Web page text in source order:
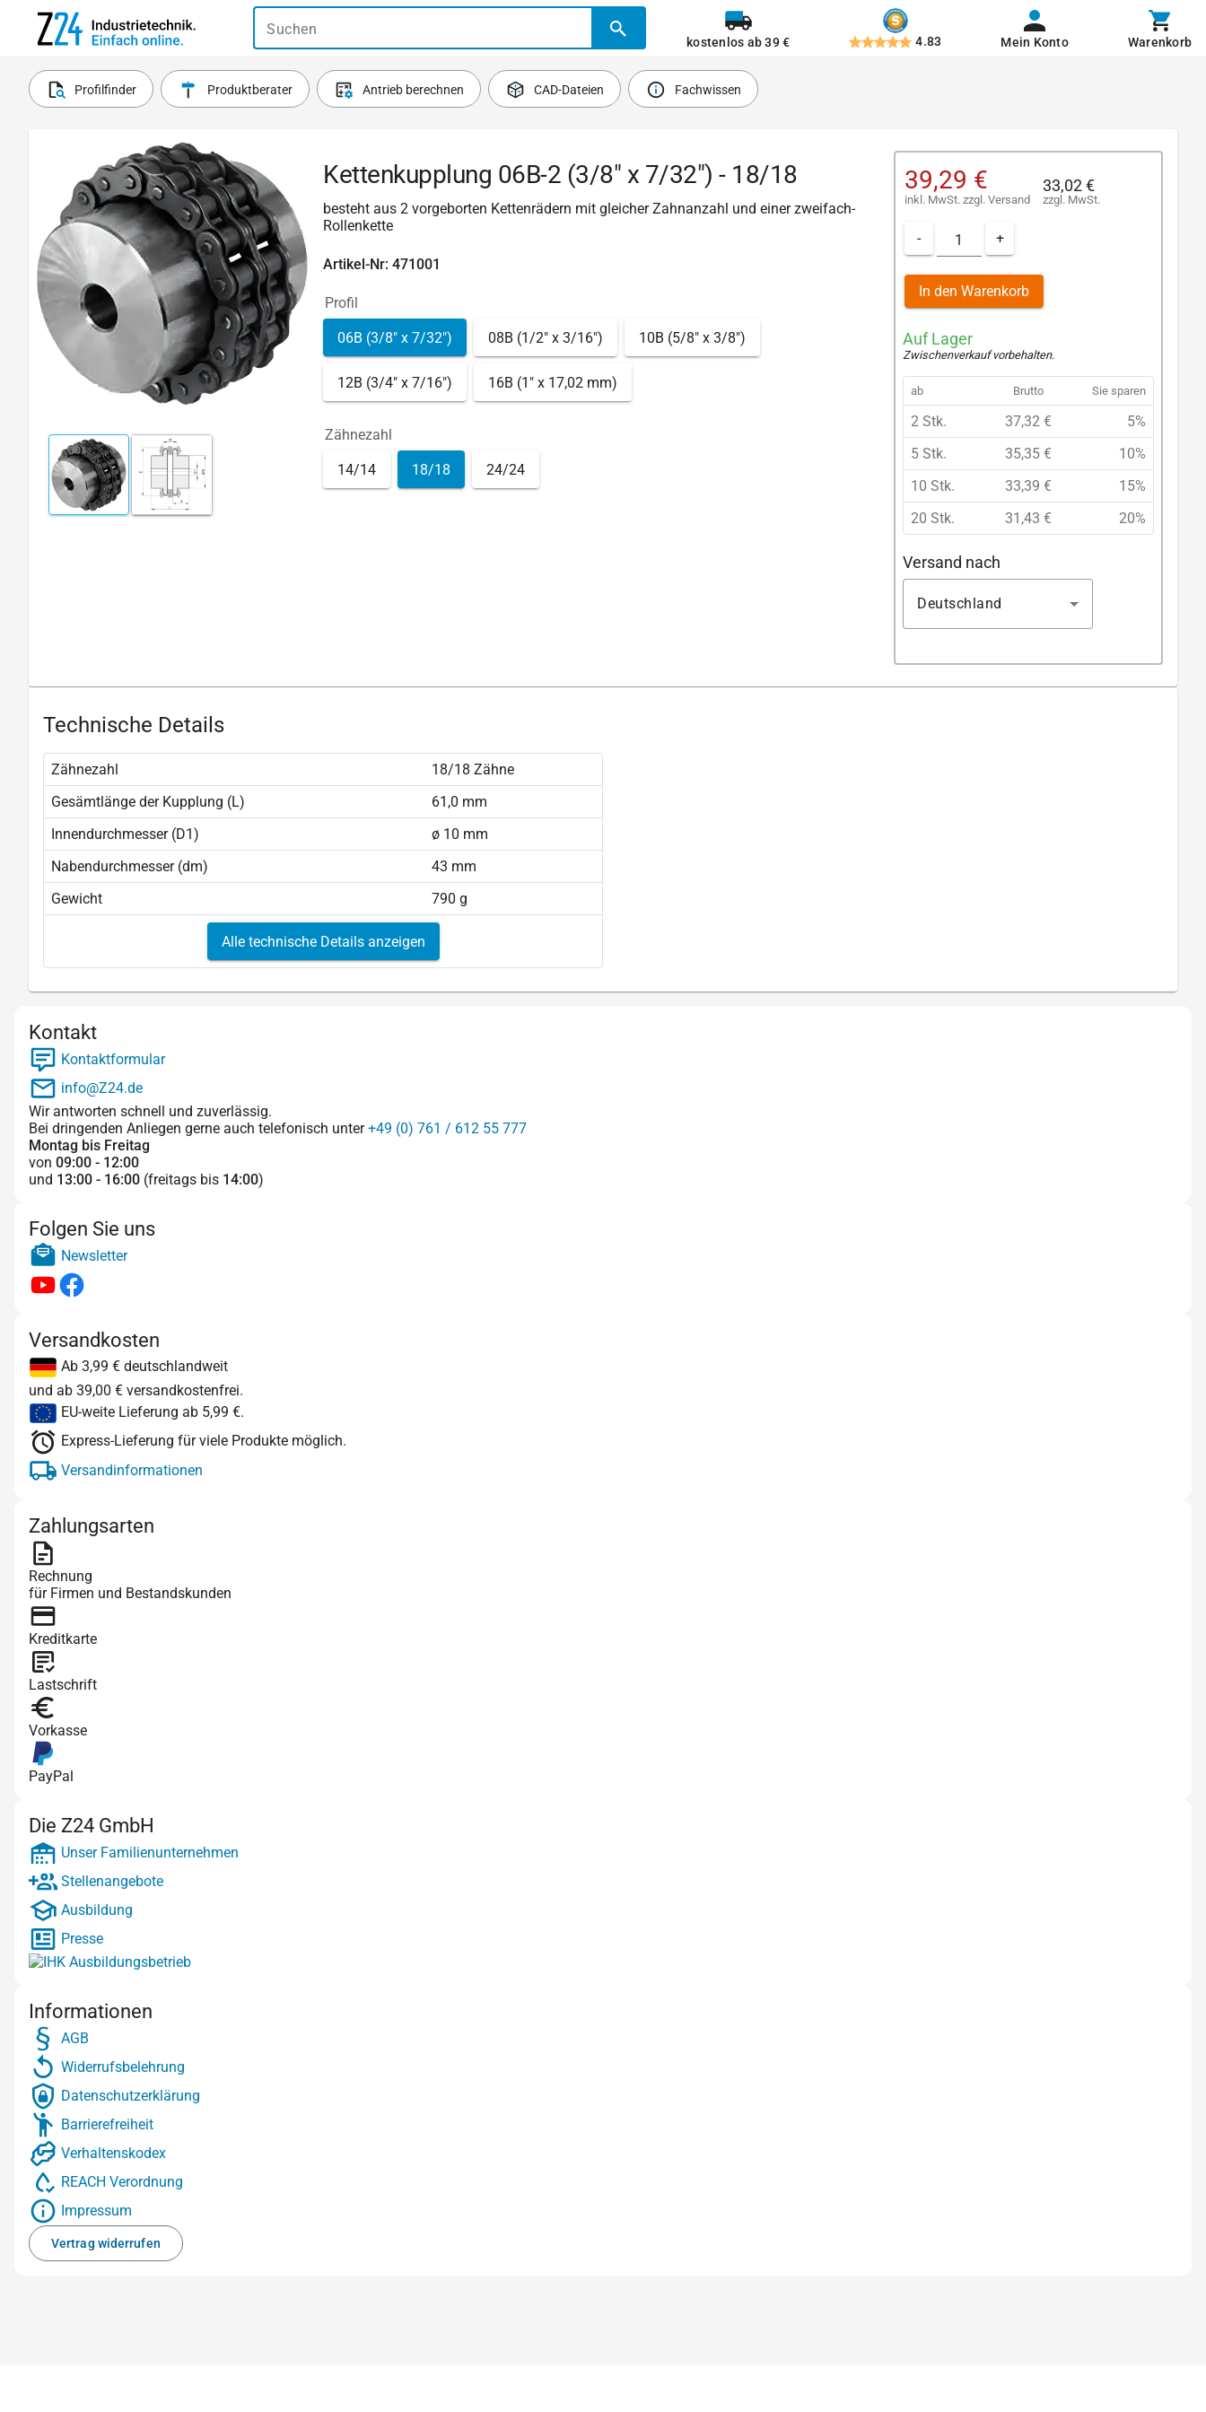
Suchen
kostenlos ab 39 € 4.83 Mein Konto Warenkorb
Profilfinder Produktberater Antrieb berechnen CAD-Dateien Fachwissen
Kettenkupplung 06B-2 (3/8" x 7/32") - 18/18
besteht aus 2 vorgeborten Kettenrädern mit gleicher Zahnanzahl und einer zweifach-
Rollenkette
Artikel-Nr: 471001
Profil
06B (3/8" x 7/32") 08B (1/2" x 3/16") 10B (5/8" x 3/8")
12B (3/4" x 7/16") 16B (1" x 17,02 mm)
Zähnezahl
14/14 18/18 24/24
39,29 €
inkl. MwSt. zzgl. Versand
33,02 €
zzgl. MwSt.
- +
In den Warenkorb
Auf Lager
Zwischenverkauf vorbehalten.
ab Brutto Sie sparen
2 Stk. 37,32 €
5%
5 Stk.
35,35 €
10%
10 Stk.
33,39 €
15%
20 Stk.
31,43 € 20%
Versand nach
Deutschland
Technische Details
Zähnezahl
18/18 Zähne
Gesämtlänge der Kupplung (L)
61,0 mm
Innendurchmesser (D1)
ø 10 mm
Nabendurchmesser (dm)
43 mm
Gewicht
790 g
Alle technische Details anzeigen
Kontakt
Kontaktformular
info@Z24.de
Wir antworten schnell und zuverlässig.
Bei dringenden Anliegen gerne auch telefonisch unter+49 (0) 761 / 612 55 777
Montag bis Freitag
von 09:00 - 12:00
und 13:00 - 16:00 (freitags bis 14:00)
Folgen Sie uns
Newsletter
Versandkosten
Ab 3,99 € deutschlandweit
und ab 39,00 € versandkostenfrei.
EU-weite Lieferung ab 5,99 €.
Express-Lieferung für viele Produkte möglich.
Versandinformationen
Zahlungsarten
Rechnung
für Firmen und Bestandskunden
Kreditkarte
Lastschrift
Vorkasse
PayPal
Die Z24 GmbH
Unser Familienunternehmen
Stellenangebote
Ausbildung
Presse
Informationen
AGB
Widerrufsbelehrung
Datenschutzerklärung
Barrierefreiheit
Verhaltenskodex
REACH Verordnung
Impressum
Vertrag widerrufen